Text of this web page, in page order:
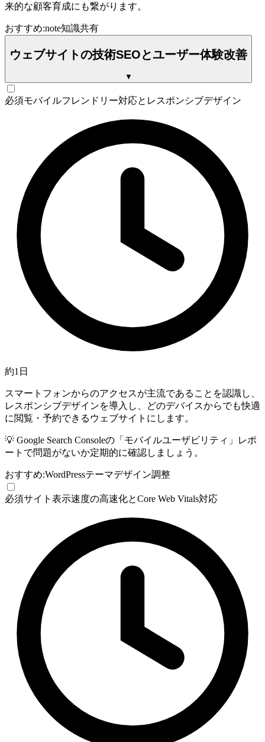
来的な顧客育成にも繋がります。
おすすめ:note知識共有
ウェブサイトの技術SEOとユーザー体験改善
▼
必須モバイルフレンドリー対応とレスポンシブデザイン
約1日
スマートフォンからのアクセスが主流であることを認識し、
レスポンシブデザインを導入し、どのデバイスからでも快適
に閲覧・予約できるウェブサイトにします。
💡 Google Search Consoleの「モバイルユーザビリティ」レポ
ートで問題がないか定期的に確認しましょう。
おすすめ:WordPressテーマデザイン調整
必須サイト表示速度の高速化とCore Web Vitals対応